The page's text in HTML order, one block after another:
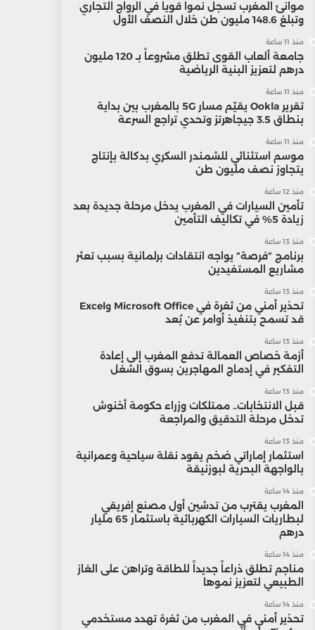
موانئ المغرب تسجل نمواً قوياً في الرواج التجاري
وتبلغ 148.6 مليون طن خلال النصف الأول
منذ 11 ساعة
جامعة ألعاب القوى تطلق مشروعاً بـ 120 مليون
درهم لتعزيز البنية الرياضية
منذ 11 ساعة
تقرير Ookla يقيّم مسار 5G بالمغرب بين بداية
بنطاق 3.5 جيجاهرتز وتحدي تراجع السرعة
منذ 11 ساعة
موسم استثنائي للشمندر السكري بدكالة بإنتاج
يتجاوز نصف مليون طن
منذ 12 ساعة
تأمين السيارات في المغرب يدخل مرحلة جديدة بعد
زيادة 5% في تكاليف التأمين
منذ 13 ساعة
برنامج “فرصة” يواجه انتقادات برلمانية بسبب تعثر
مشاريع المستفيدين
منذ 13 ساعة
تحذير أمني من ثغرة في Microsoft Office وExcel
قد تسمح بتنفيذ أوامر عن بُعد
منذ 13 ساعة
أزمة خصاص العمالة تدفع المغرب إلى إعادة
التفكير في إدماج المهاجرين بسوق الشغل
منذ 13 ساعة
قبل الانتخابات.. ممتلكات وزراء حكومة أخنوش
تدخل مرحلة التدقيق والمراجعة
منذ 13 ساعة
استثمار إماراتي ضخم يقود نقلة سياحية وعمرانية
بالواجهة البحرية لبوزنيقة
منذ 14 ساعة
المغرب يقترب من تدشين أول مصنع إفريقي
لبطاريات السيارات الكهربائية باستثمار 65 مليار
درهم
منذ 14 ساعة
مناجم تطلق ذراعاً جديداً للطاقة وتراهن على الغاز
الطبيعي لتعزيز نموها
منذ 14 ساعة
تحذير أمني في المغرب من ثغرة تهدد مستخدمي